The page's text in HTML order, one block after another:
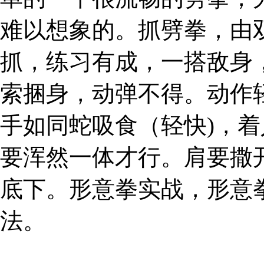
难以想象的。抓劈拳，由
抓，练习有成，一搭敌身
索捆身，动弹不得。动
手如同蛇吸食（轻快)，
要浑然一体才行。肩要撒
底下。形意拳实战，形
法。